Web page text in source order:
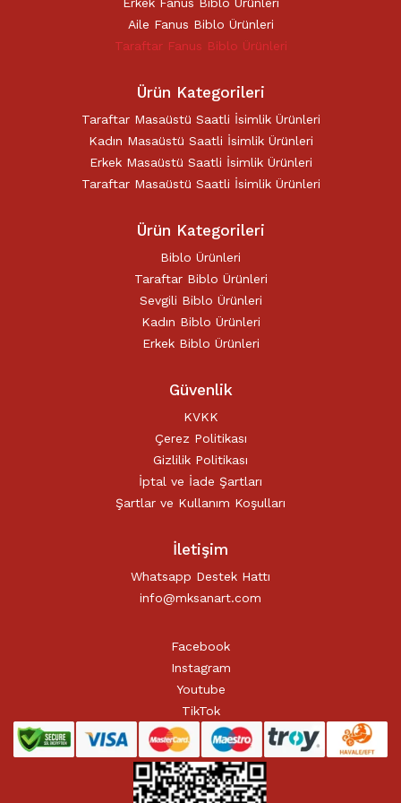
Karikatür Sevgili Tablo (29)
Sevgili Model Kupa (5)
Yılbaşı Hediyeleri (35)
Aile Fanus Biblo Ürünleri
Taraftar Fanus Biblo Ürünleri
Ürün Kategorileri
Taraftar Masaüstü Saatli İsimlik Ürünleri
Kadın Masaüstü Saatli İsimlik Ürünleri
Erkek Masaüstü Saatli İsimlik Ürünleri
Taraftar Masaüstü Saatli İsimlik Ürünleri
Ürün Kategorileri
Biblo Ürünleri
Taraftar Biblo Ürünleri
Sevgili Biblo Ürünleri
Kadın Biblo Ürünleri
Erkek Biblo Ürünleri
Güvenlik
KVKK
Çerez Politikası
Gizlilik Politikası
İptal ve İade Şartları
Şartlar ve Kullanım Koşulları
İletişim
Whatsapp Destek Hattı
info@mksanart.com
Facebook
Instagram
Youtube
TikTok